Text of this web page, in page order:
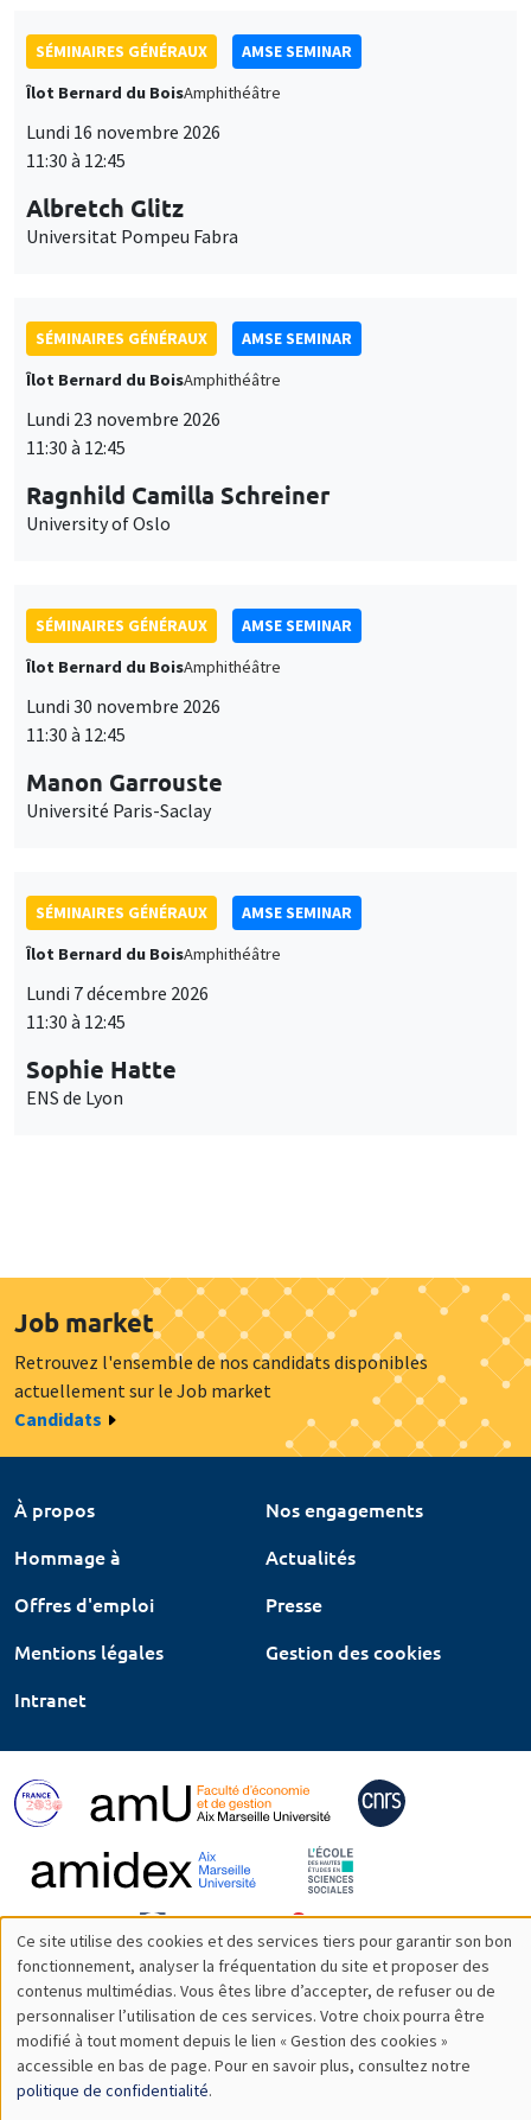
SÉMINAIRES GÉNÉRAUX
AMSE SEMINAR
Îlot Bernard du BoisAmphithéâtre
Lundi 16 novembre 2026
11:30 à 12:45
Albretch Glitz
Universitat Pompeu Fabra
SÉMINAIRES GÉNÉRAUX
AMSE SEMINAR
Îlot Bernard du BoisAmphithéâtre
Lundi 23 novembre 2026
11:30 à 12:45
Ragnhild Camilla Schreiner
University of Oslo
SÉMINAIRES GÉNÉRAUX
AMSE SEMINAR
Îlot Bernard du BoisAmphithéâtre
Lundi 30 novembre 2026
11:30 à 12:45
Manon Garrouste
Université Paris-Saclay
SÉMINAIRES GÉNÉRAUX
AMSE SEMINAR
Îlot Bernard du BoisAmphithéâtre
Lundi 7 décembre 2026
11:30 à 12:45
Sophie Hatte
ENS de Lyon
Job market
Retrouvez l'ensemble de nos candidats disponibles
actuellement sur le Job market
Candidats
À propos
Nos engagements
Hommage à
Actualités
Offres d'emploi
Presse
Mentions légales
Gestion des cookies
Intranet
Utilisation
des
données
personnelles
Ce site utilise des cookies et des services tiers pour garantir son bon
fonctionnement, analyser la fréquentation du site et proposer des
contenus multimédias. Vous êtes libre d’accepter, de refuser ou de
personnaliser l’utilisation de ces services. Votre choix pourra être
modifié à tout moment depuis le lien « Gestion des cookies »
accessible en bas de page. Pour en savoir plus, consultez notre
politique de confidentialité.